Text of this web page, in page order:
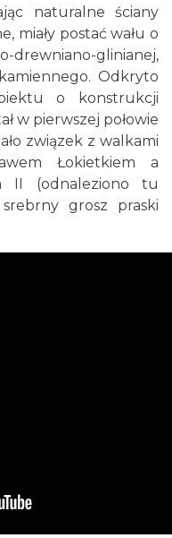
naturalne ściany
miały postać wału o
glinianej,
Odkryto
o konstrukcji
w pierwszej połowie
związek z walkami
Łokietkiem a
II (odnaleziono tu
grosz praski